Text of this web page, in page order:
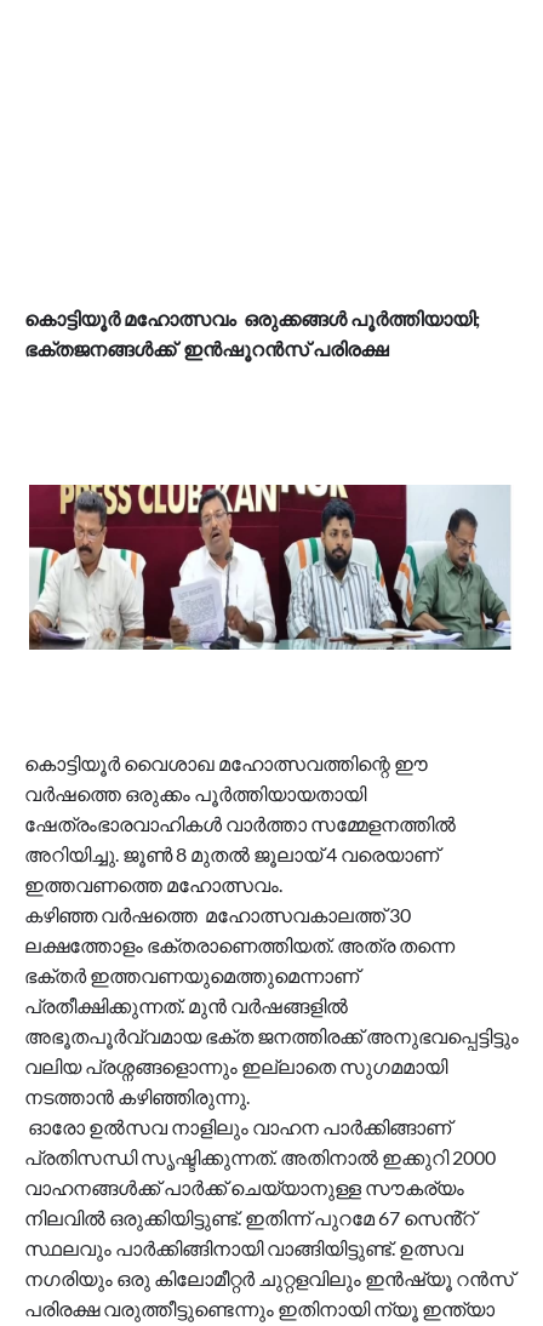
കൊട്ടിയൂർ മഹോത്സവം ഒരുക്കങ്ങൾ പൂർത്തിയായി;
ഭക്തജനങ്ങൾക്ക് ഇൻഷൂറൻസ് പരിരക്ഷ
കൊട്ടിയൂർ വൈശാഖ മഹോത്സവത്തിന്റെ ഈ
വർഷത്തെ ഒരുക്കം പൂർത്തിയായതായി
ഷേത്രംഭാരവാഹികൾ വാർത്താ സമ്മേളനത്തിൽ
അറിയിച്ചു. ജൂൺ 8 മുതൽ ജൂലായ് 4 വരെയാണ്
ഇത്തവണത്തെ മഹോത്സവം.
കഴിഞ്ഞ വർഷത്തെ മഹോത്സവകാലത്ത് 30
ലക്ഷത്തോളം ഭക്തരാണെത്തിയത്. അത്ര തന്നെ
ഭക്തർ ഇത്തവണയുമെത്തുമെന്നാണ്
പ്രതീക്ഷിക്കുന്നത്. മുൻ വർഷങ്ങളിൽ
അഭൂതപൂർവ്വമായ ഭക്ത ജനത്തിരക്ക് അനുഭവപ്പെട്ടിട്ടും
വലിയ പ്രശ്നങ്ങളൊന്നും ഇല്ലാതെ സുഗമമായി
നടത്താൻ കഴിഞ്ഞിരുന്നു.
ഓരോ ഉൽസവ നാളിലും വാഹന പാർക്കിങ്ങാണ്
പ്രതിസന്ധി സൃഷ്ടിക്കുന്നത്. അതിനാൽ ഇക്കുറി 2000
വാഹനങ്ങൾക്ക് പാർക്ക് ചെയ്യാനുള്ള സൗകര്യം
നിലവിൽ ഒരുക്കിയിട്ടുണ്ട്. ഇതിന്ന് പുറമേ 67 സെൻ്റ്
സ്ഥലവും പാർക്കിങ്ങിനായി വാങ്ങിയിട്ടുണ്ട്. ഉത്സവ
നഗരിയും ഒരു കിലോമീറ്റർ ചുറ്റളവിലും ഇൻഷ്യൂ റൻസ്
പരിരക്ഷ വരുത്തീട്ടുണ്ടെന്നും ഇതിനായി ന്യൂ ഇന്ത്യാ